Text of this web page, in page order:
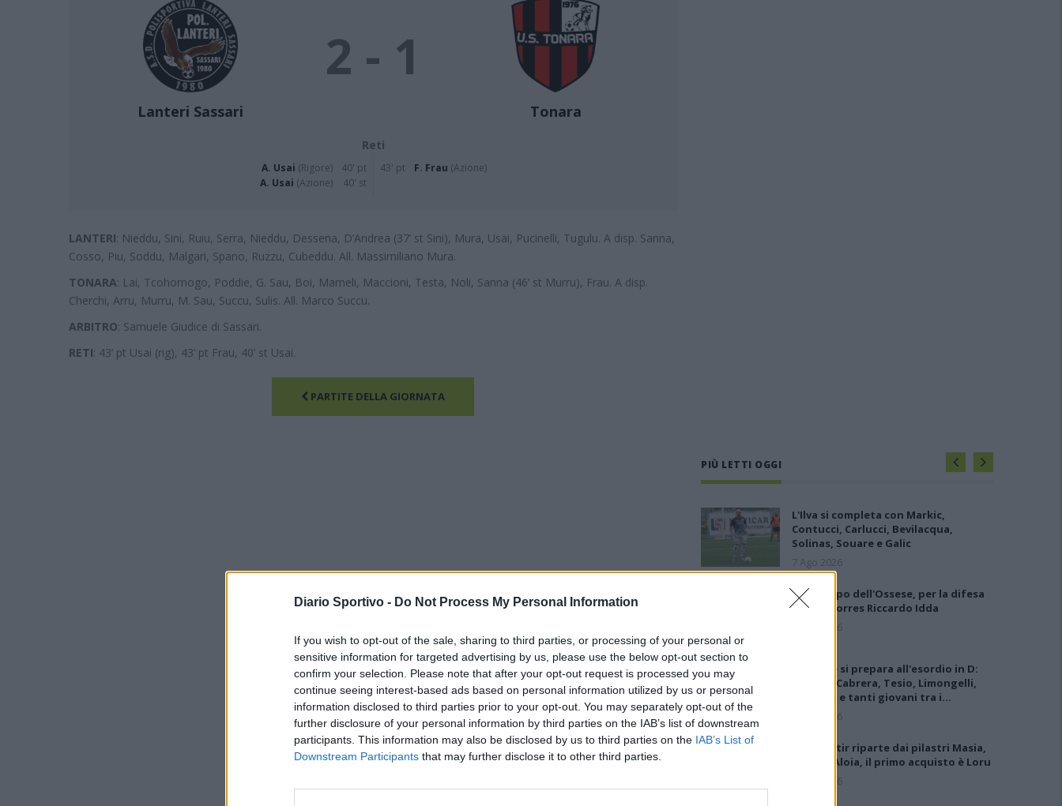
Diario Sportivo - Do Not Process My Personal Information
If you wish to opt-out of the sale, sharing to third parties, or processing of your personal or
sensitive information for targeted advertising by us, please use the below opt-out section to
confirm your selection. Please note that after your opt-out request is processed you may
continue seeing interest-based ads based on personal information utilized by us or personal
information disclosed to third parties prior to your opt-out. You may separately opt-out of the
further disclosure of your personal information by third parties on the IAB’s list of downstream
participants. This information may also be disclosed by us to third parties on the IAB’s List of
Downstream Participants that may further disclose it to other third parties.
Lanteri Sassari
2 - 1
Tonara
Reti
A. Usai (Rigore)
40' pt
A. Usai (Azione) 40' st
43' pt F. Frau (Azione)
LANTERI: Nieddu, Sini, Ruiu, Serra, Nieddu, Dessena, D’Andrea (37’ st Sini), Mura, Usai, Pucinelli, Tugulu. A disp. Sanna,
Cosso, Piu, Soddu, Malgari, Spano, Ruzzu, Cubeddu. All. Massimiliano Mura.
TONARA: Lai, Tcohomogo, Poddie, G. Sau, Boi, Mameli, Maccioni, Testa, Noli, Sanna (46’ st Murru), Frau. A disp.
Cherchi, Arru, Murru, M. Sau, Succu, Sulis. All. Marco Succu.
ARBITRO: Samuele Giudice di Sassari.
RETI: 43’ pt Usai (rig), 43’ pt Frau, 40’ st Usai.
PARTITE DELLA GIORNATA
PIÙ LETTI OGGI
L'Ilva si completa con Markic,
Contucci, Carlucci, Bevilacqua,
Solinas, Souare e Galic
7 Ago 2026
Gran colpo dell'Ossese, per la difesa
c'è l'ex Torres Riccardo Idda
7 Ago 2026
L'Ossese si prepara all'esordio in D:
Forzati, Cabrera, Tesio, Limongelli,
Bolzicco e tanti giovani tra i…
7 Ago 2026
Il Monastir riparte dai pilastri Masia,
Pinna e Aloia, il primo acquisto è Loru
7 Ago 2026